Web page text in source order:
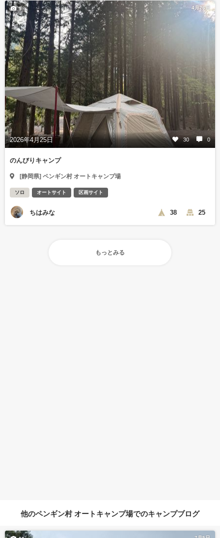
4月26日
2026年4月25日 30 0
9
のんびりキャンプ
[静岡県] ペンギン村 オートキャンプ場
ソロ オートサイト 区画サイト
ちはみな 38 25
もっとみる
他のペンギン村 オートキャンプ場でのキャンプブログ